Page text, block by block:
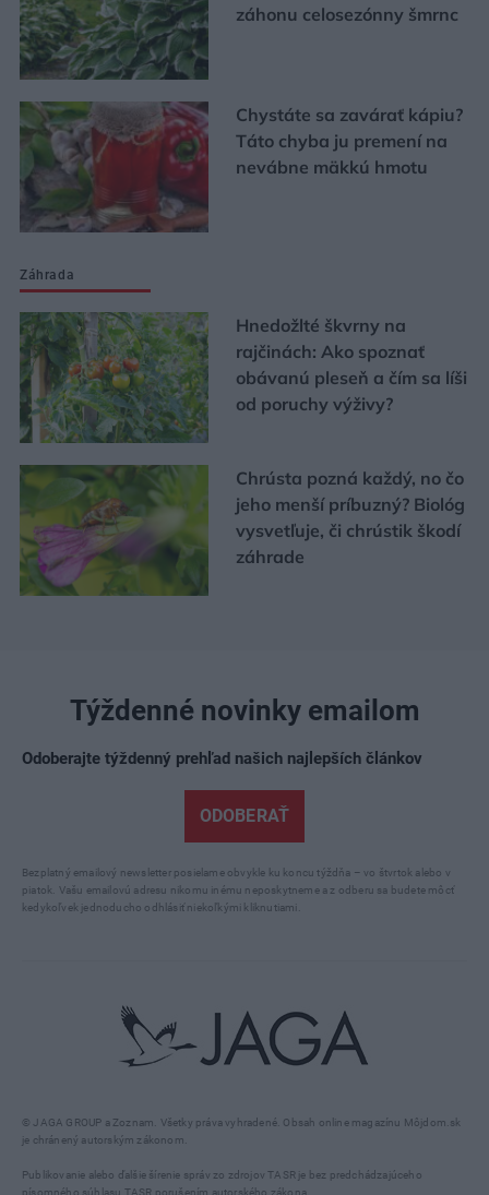
záhonu celosezónny šmrnc
Chystáte sa zavárať kápiu?
Táto chyba ju premení na
nevábne mäkkú hmotu
Záhrada
Hnedožlté škvrny na
rajčinách: Ako spoznať
obávanú pleseň a čím sa líši
od poruchy výživy?
Chrústa pozná každý, no čo
jeho menší príbuzný? Biológ
vysvetľuje, či chrústik škodí
záhrade
© JAGA GROUP a Zoznam. Všetky práva vyhradené. Obsah online magazínu Môjdom.sk
je chránený autorským zákonom.
Publikovanie alebo ďalšie šírenie správ zo zdrojov TASR je bez predchádzajúceho
písomného súhlasu TASR porušením autorského zákona.
Týždenné novinky emailom
Odoberajte týždenný prehľad našich najlepších článkov
ODOBERAŤ
Bezplatný emailový newsletter posielame obvykle ku koncu týždňa – vo štvrtok alebo v
piatok. Vašu emailovú adresu nikomu inému neposkytneme a z odberu sa budete môcť
kedykoľvek jednoducho odhlásiť niekoľkými kliknutiami.